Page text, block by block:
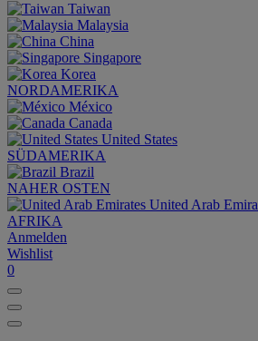
Taiwan
Malaysia
China
Singapore
Korea
NORDAMERIKA
México
Canada
United States
SÜDAMERIKA
Brazil
NAHER OSTEN
United Arab
AFRIKA
Anmelden
Wishlist
0